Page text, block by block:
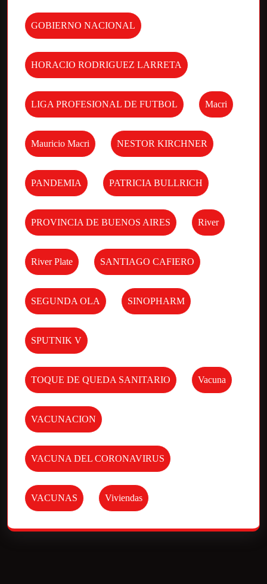
GOBIERNO NACIONAL
HORACIO RODRIGUEZ LARRETA
LIGA PROFESIONAL DE FUTBOL Macri
Mauricio Macri NESTOR KIRCHNER
PANDEMIA PATRICIA BULLRICH
PROVINCIA DE BUENOS AIRES River
River Plate SANTIAGO CAFIERO
SEGUNDA OLA SINOPHARM
SPUTNIK V
TOQUE DE QUEDA SANITARIO Vacuna
VACUNACION
VACUNA DEL CORONAVIRUS
VACUNAS Viviendas